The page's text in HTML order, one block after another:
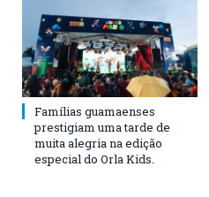
Famílias guamaenses
prestigiam uma tarde de
muita alegria na edição
especial do Orla Kids.